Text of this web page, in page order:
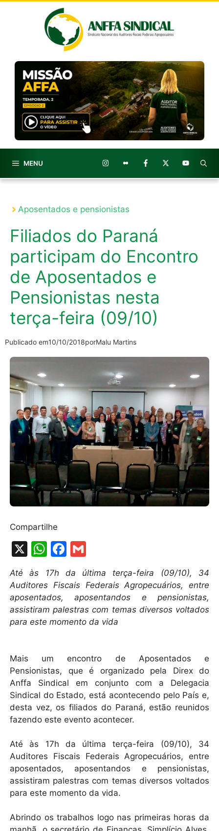
MENU
Aposentados e pensionistas
Filiados do Paraná
participam do Encontro
de Aposentados e
Pensionistas nesta
terça-feira (09/10)
Publicado em10/10/2018porMalu Martins
Compartilhe
X
W
h
at
s
A
p
F
a
c
e
b
o
k
m
ai
l
Até às 17h da última terça-feira (09/10), 34
Auditores Fiscais Federais Agropecuários, entre
aposentados, aposentandos e pensionistas,
assistiram palestras com temas diversos voltados
para este momento da vida
Mais um encontro de Aposentados e
Pensionistas, que é organizado pela Direx do
Anffa Sindical em conjunto com a Delegacia
Sindical do Estado, está acontecendo pelo País e,
desta vez, os filiados do Paraná, estão reunidos
fazendo este evento acontecer.
Até às 17h da última terça-feira (09/10), 34
Auditores Fiscais Federais Agropecuários, entre
aposentados, aposentandos e pensionistas,
assistiram palestras com temas diversos voltados
para este momento da vida.
Abrindo os trabalhos logo nas primeiras horas da